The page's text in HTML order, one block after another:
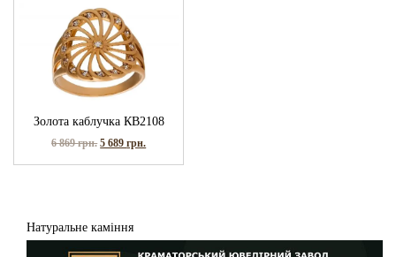
Золота каблучка КВ2108
6 869грн. 5 689грн.
Натуральне каміння